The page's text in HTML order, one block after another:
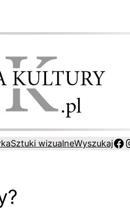
Sztuki wizualneWyszukaj